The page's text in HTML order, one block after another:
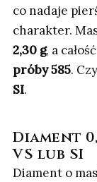
co nadaje
charakter.
2,30 g, a
próby 585.
SI.
Diament
VS lub SI
Diament o